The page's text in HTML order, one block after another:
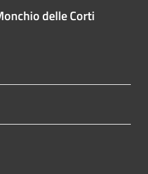
delle Corti